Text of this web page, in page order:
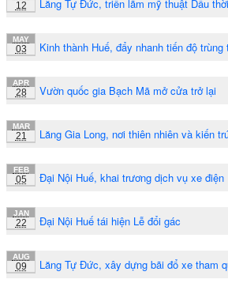
12 Lăng Tự Đức, triển lãm mỹ thuật Dấu
MAY
03 Kinh thành Huế, đẩy nhanh tiến độ trùng
APR
28 Vườn quốc gia Bạch Mã mở cửa trở lại
MAR
21 Lăng Gia Long, nơi thiên nhiên và kiến
FEB
05 Đại Nội Huế, khai trương dịch vụ xe điện
JAN
22 Đại Nội Huế tái hiện Lễ đổi gác
AUG
09 Lăng Tự Đức, xây dựng bãi đổ xe tham